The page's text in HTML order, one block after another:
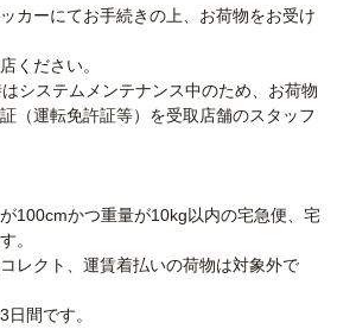
カーにてお手続きの上、お荷物をお受け
ください。
システムメンテナンス中のため、お荷物
（運転免許証等）を受取店舗のスタッフ
100cmかつ重量が10kg以内の宅急便、宅
。
レクト、運賃着払いの荷物は対象外で
日間です。